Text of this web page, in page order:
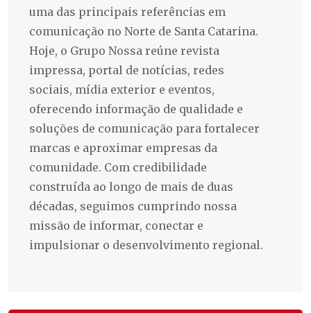
uma das principais referências em
comunicação no Norte de Santa Catarina.
Hoje, o Grupo Nossa reúne revista
impressa, portal de notícias, redes
sociais, mídia exterior e eventos,
oferecendo informação de qualidade e
soluções de comunicação para fortalecer
marcas e aproximar empresas da
comunidade. Com credibilidade
construída ao longo de mais de duas
décadas, seguimos cumprindo nossa
missão de informar, conectar e
impulsionar o desenvolvimento regional.